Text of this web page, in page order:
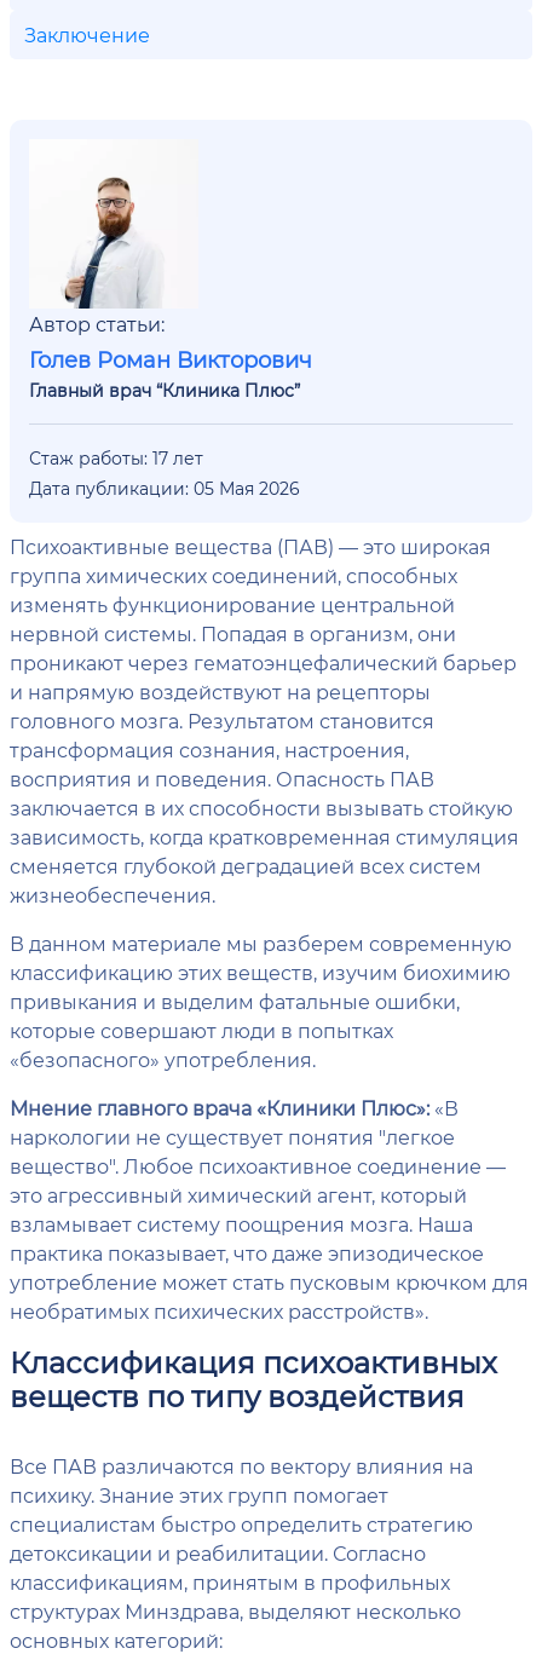
Заключение
Автор статьи:
Голев Роман Викторович
Главный врач “Клиника Плюс”
Стаж работы: 17 лет
Дата публикации: 05 Мая 2026
Психоактивные вещества (ПАВ) — это широкая
группа химических соединений, способных
изменять функционирование центральной
нервной системы. Попадая в организм, они
проникают через гематоэнцефалический барьер
и напрямую воздействуют на рецепторы
головного мозга. Результатом становится
трансформация сознания, настроения,
восприятия и поведения. Опасность ПАВ
заключается в их способности вызывать стойкую
зависимость, когда кратковременная стимуляция
сменяется глубокой деградацией всех систем
жизнеобеспечения.
В данном материале мы разберем современную
классификацию этих веществ, изучим биохимию
привыкания и выделим фатальные ошибки,
которые совершают люди в попытках
«безопасного» употребления.
Мнение главного врача «Клиники Плюс»:«В
наркологии не существует понятия "легкое
вещество". Любое психоактивное соединение —
это агрессивный химический агент, который
взламывает систему поощрения мозга. Наша
практика показывает, что даже эпизодическое
употребление может стать пусковым крючком для
необратимых психических расстройств».
Классификация психоактивных
веществ по типу воздействия
Все ПАВ различаются по вектору влияния на
психику. Знание этих групп помогает
специалистам быстро определить стратегию
детоксикации и реабилитации. Согласно
классификациям, принятым в профильных
структурах Минздрава, выделяют несколько
основных категорий: